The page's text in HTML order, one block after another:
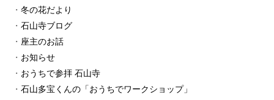
冬の花だより
石山寺ブログ
座主のお話
お知らせ
おうちで参拝 石山寺
石山多宝くんの「おうちでワークショップ」